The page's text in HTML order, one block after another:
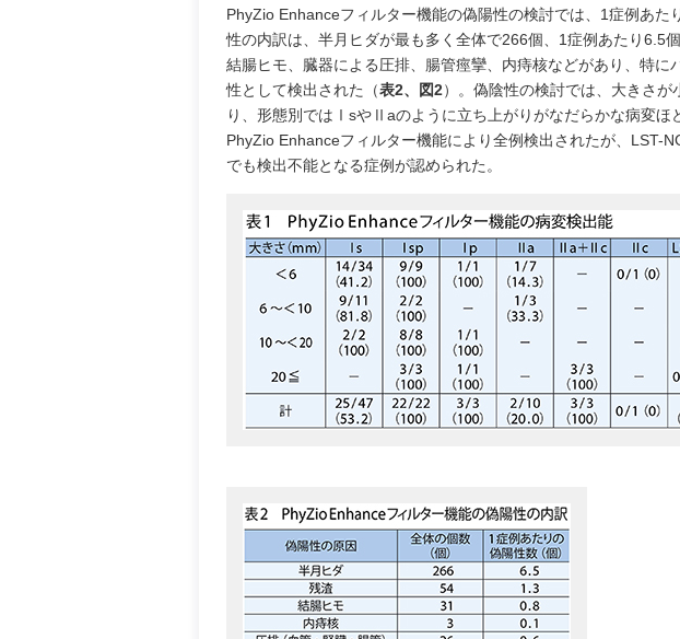
PhyZio Enhanceフィルター機能の偽陽性の検討では、1症例あ
性の内訳は、半月ヒダが最も多く全体で266個、1症例あたり6.5
結腸ヒモ、臓器による圧排、腸管痙攣、内痔核などがあり、特
性として検出された（表2、図2）。偽陰性の検討では、大きさ
り、形態別ではⅠsやⅡaのように立ち上がりがなだらかな病変ほ
PhyZio Enhanceフィルター機能により全例検出されたが、LST-
でも検出不能となる症例が認められた。